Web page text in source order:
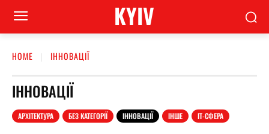
KYIV
HOME ІННОВАЦІЇ
ІННОВАЦІЇ
АРХІТЕКТУРА БЕЗ КАТЕГОРІЇ ІННОВАЦІЇ ІНШЕ ІТ-СФЕРА